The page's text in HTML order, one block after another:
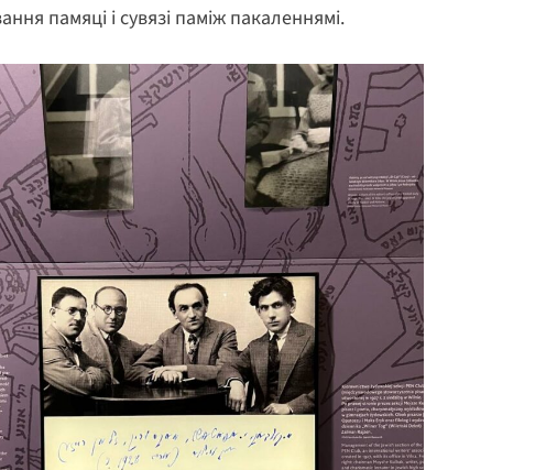
памяці і сувязі паміж пакаленнямі.